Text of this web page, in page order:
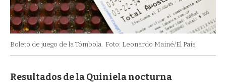
Boleto de juego de la Tómbola. Foto: Leonardo Mainé/El País
Resultados de la Quiniela nocturna